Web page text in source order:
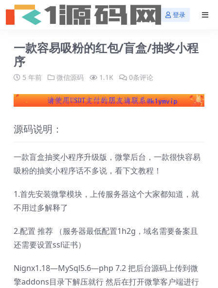
登录
一款容易吸粉的红包/盲盒/抽奖小程
序
5 年前 微信源码 1.1K 0条评论
源码说明：
一款盲盒抽奖小程序升级版，微擎后台，一款很快容易
吸粉的抽奖小程序话不多说，看下文教程！
1.首先安装微擎模块，上传服务器这个大家都知道，就
不用过多解释了
2.配置 推荐 （服务器最低配置1h2g，域名需要备案且
还需要设置ssl证书）
Nignx1.18—MySql5.6—php 7.2 把后台源码上传到微
擎addons目录下解压就行 然后在打开微擎客户端进行